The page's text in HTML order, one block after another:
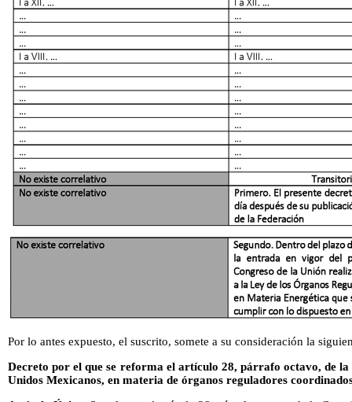
Por lo antes expuesto, el suscrito, somete a su consideración la
Decreto por el que se reforma el artículo 28, párrafo octavo, de
Unidos Mexicanos, en materia de órganos reguladores